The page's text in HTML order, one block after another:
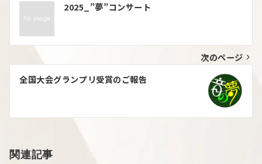
2025_”夢”コンサート
次のページ
全国大会グランプリ受賞のご報告
関連記事